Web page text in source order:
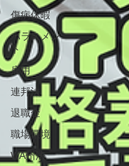
傷病休暇
ハラスメン
ト
雇用
連邦法
退職金
職場環境
WA州法